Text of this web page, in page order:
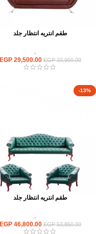
طقم انتريه انتظار جلد
انتريهات استقبال,
EGP33,950.00
EGP29,500.00
-13%
طقم انتريه انتظار جلد
انتريهات استقبال,
EGP53,850.00
EGP46,800.00